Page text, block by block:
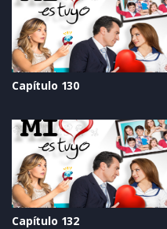
Capítulo 130
Capítulo 132